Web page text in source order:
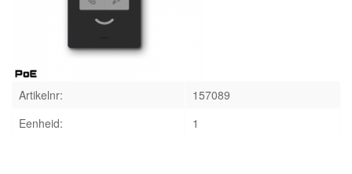
Artikelnr:
157089
Eenheid:
1